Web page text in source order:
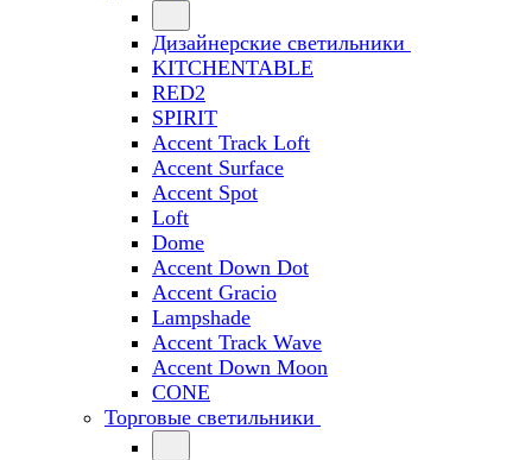
Дизайнерские светильники
KITCHENTABLE
RED2
SPIRIT
Accent Track Loft
Accent Surface
Accent Spot
Loft
Dome
Accent Down Dot
Accent Gracio
Lampshade
Accent Track Wave
Accent Down Moon
CONE
Торговые светильники